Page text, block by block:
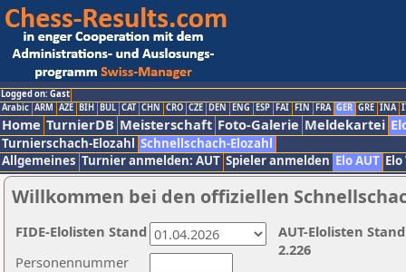
Logged on: Gast
Arabic ARM AZE BIH BUL CAT CHN CRO CZE DEN ENG ESP FAI FIN FRA GER GRE INA
Home TurnierDB Meisterschaft Foto-Galerie Meldekartei
Turnierschach-Elozahl Schnellschach-Elozahl
Allgemeines Turnier anmelden: AUT Spieler anmelden Elo AUT
Willkommen bei den offiziellen
Personennummer
AUT-Elolisten
2.226
FIDE-Elolisten Stand